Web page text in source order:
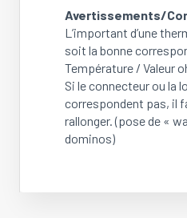
Avertissements/
L’important d’une
soit la bonne
Température / Valeur
Si le connecteur ou la
correspondent pas, il
rallonger. (pose de «
dominos)